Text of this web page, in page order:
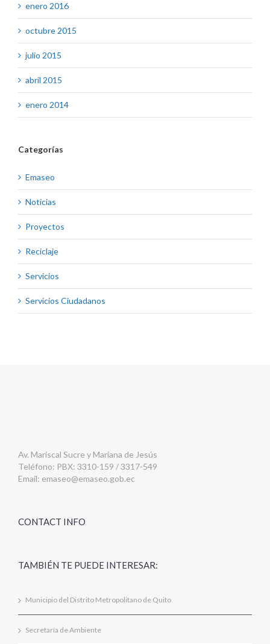
enero 2016
octubre 2015
julio 2015
abril 2015
enero 2014
Categorías
Emaseo
Noticias
Proyectos
Reciclaje
Servicios
Servicios Ciudadanos
Av. Mariscal Sucre y Mariana de Jesús
Teléfono: PBX: 3310-159 / 3317-549
Email: emaseo@emaseo.gob.ec
CONTACT INFO
TAMBIÉN TE PUEDE INTERESAR:
Municipio del Distrito Metropolitano de Quito
Secretaría de Ambiente